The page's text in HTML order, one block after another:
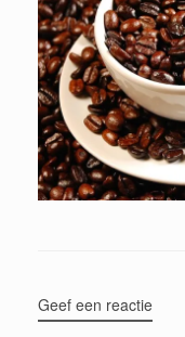
Geef een reactie